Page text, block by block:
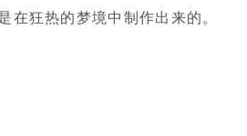
狂热的梦境中制作出来的。